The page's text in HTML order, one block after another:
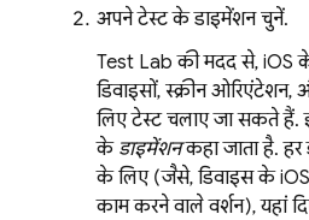
अपने टेस्ट के डाइमेंशन चुनें.
Test Lab की मदद से, iOS
डिवाइसों, स्क्रीन
लिए टेस्ट चलाए जा सकते हैं.
के डाइमेंशनकहा जाता है.
के लिए (जैसे, डिवाइस के
काम करने वाले वर्शन), यहां